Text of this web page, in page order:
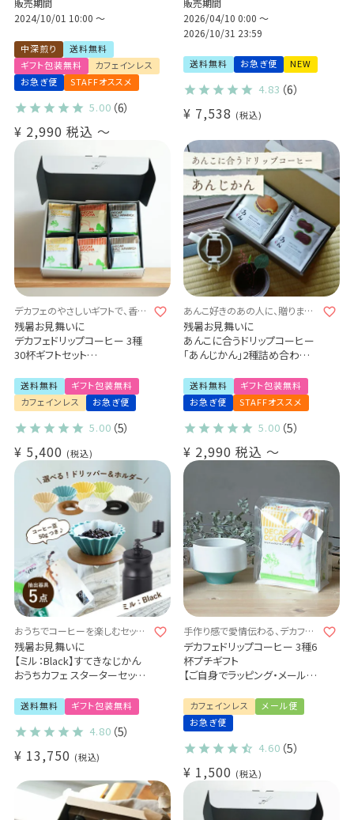
合わせギフト（2種10杯 / 2種20
杯）
おやつパンに合う珈琲
ドリップバッグ プレゼント 贈り
物
販売期間
2024/10/01 10:00 〜
中深煎り
送料無料
ギフト包装無料
カフェインレス
お急ぎ便
STAFFオススメ
5.00 （6）
¥ 2,990 税込 〜
ーヒー
Qグレーダー厳選 スペシャルテ
ィコーヒー豆使用
販売期間
2026/04/10 0:00〜
2026/10/31 23:59
送料無料 お急ぎ便 NEW
4.83 （6）
¥ 7,538 税込
デカフェのやさしいギフトで、香り
豊かなじかんを贈ろう。
残暑お見舞いに
デカフェドリップコーヒー 3種
30杯ギフトセット
バリアラビカ10杯
カフェインレス プレゼント 贈り
物
送料無料
ギフト包装無料
カフェインレス
お急ぎ便
5.00 （5）
¥ 5,400 税込
あんこ好きのあの人に、贈りませ
んか？
残暑お見舞いに
あんこに合うドリップコーヒー
「あんじかん」2種詰め合わせギ
（2種10袋 / 2種20袋）
粒あんに合う珈琲
こしあんに合う珈琲
送料無料
ギフト包装無料
お急ぎ便
STAFFオススメ
5.00 （5）
¥ 2,990 税込 〜
おうちでコーヒーを楽しむセット
♪
残暑お見舞いに
【ミル：Black】すてきなじかん
おうちカフェ スターターセット
選べる！ORIGAMI磁器ドリッパ
ー 6種
選べる！専用ホルダー 3種
（手挽きミル / サーバー / フィル
1～2杯用 / コーヒー豆 50g付
送料無料 ギフト包装無料
4.80 （5）
¥ 13,750 税込
手作り感で愛情伝わる、デカフェ
プチギフト♪
デカフェドリップコーヒー 3種6
杯プチギフト
【ご自身でラッピング・メール
カフェインレスドリップコーヒ
ー
（代引き・同梱不可)
カフェインレス
メール便
お急ぎ便
4.60 （5）
¥ 1,500 税込